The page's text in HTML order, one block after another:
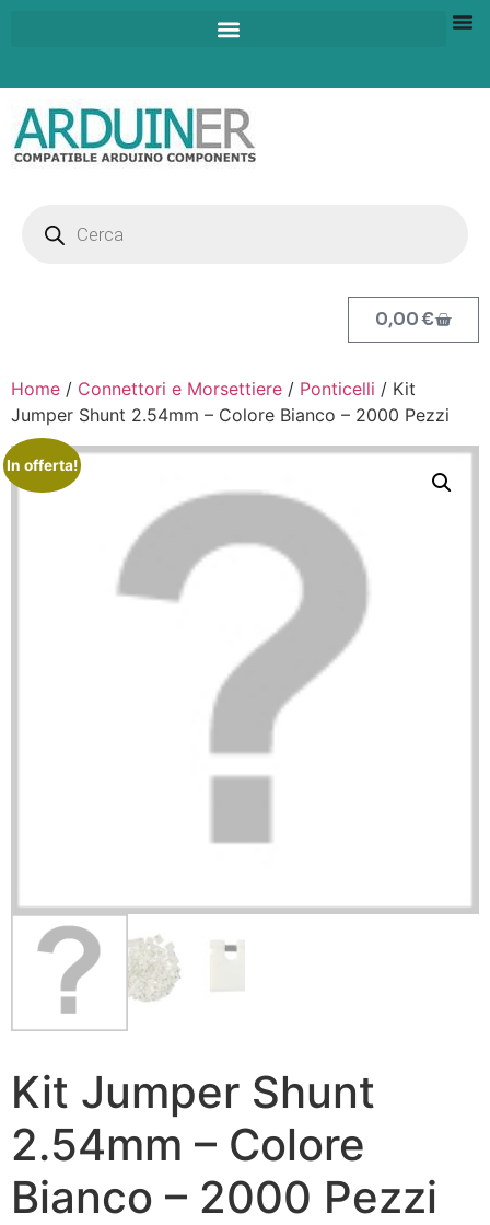
0,00€
Home / Connettori e Morsettiere / Ponticelli / Kit
Jumper Shunt 2.54mm – Colore Bianco – 2000 Pezzi
In offerta!
Kit Jumper Shunt
2.54mm – Colore
Bianco – 2000 Pezzi